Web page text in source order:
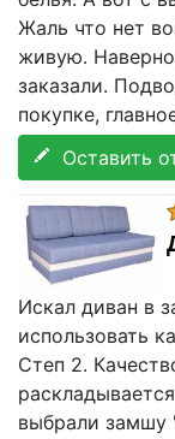
Жаль что нет
живую.
заказали.
покупке,
Оставить
Искал диван в
использовать
Степ 2.
выбрали замшу